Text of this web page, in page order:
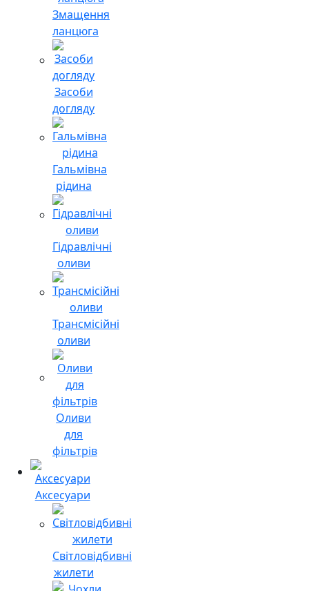
Змащення
ланцюга
Засоби
догляду
Гальмівна
рідина
Гідравлічні
оливи
Трансмісійні
оливи
Оливи
для
фільтрів
Аксесуари
Світловідбивні
жилети